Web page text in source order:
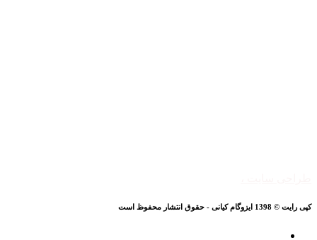
کپی رایت © 1398 ایزوگام کیانی - حقوق انتشار محفوظ است